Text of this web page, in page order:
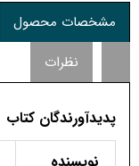
مشخصات محصول
نظرات
پدیدآورندگان کتاب